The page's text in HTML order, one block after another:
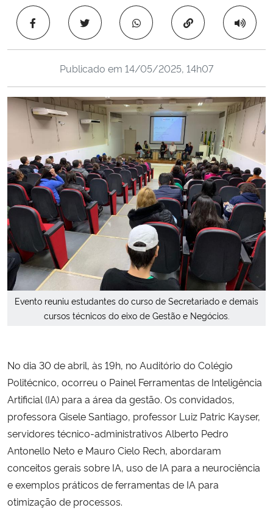
Ministério da Cidadania
Ministério da Saúde
Ministério de Minas e Energia
Ministério da Ciência, Tecnologia, Inovações e Comunicações
Ministério do Meio Ambiente
Ministério do Turismo
Ministério do Desenvolvimento Regional
Controladoria-Geral da União
Ministério da Mulher, da Família e dos Direitos Humanos
Secretaria-Geral
Gabinete de Segurança Institucional
Advocacia-Geral da União
Banco Central do Brasil
Copiar para área
Publicado em 14/05/2025, 14h07
Evento reuniu estudantes do curso de Secretariado e demais
cursos técnicos do eixo de Gestão e Negócios.
No dia 30 de abril, às 19h, no Auditório do Colégio
Politécnico, ocorreu o Painel Ferramentas de Inteligência
Artificial (IA) para a área da gestão. Os convidados,
professora Gisele Santiago, professor Luiz Patric Kayser,
servidores técnico-administrativos Alberto Pedro
Antonello Neto e Mauro Cielo Rech, abordaram
conceitos gerais sobre IA, uso de IA para a neurociência
e exemplos práticos de ferramentas de IA para
otimização de processos.